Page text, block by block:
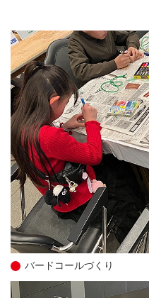
バードコールづくり